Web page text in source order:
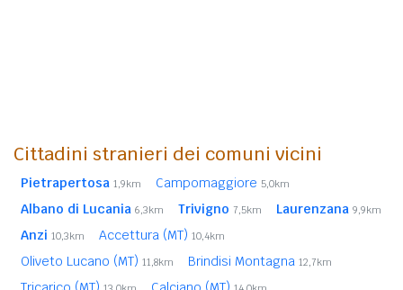
Cittadini stranieri dei comuni vicini
Pietrapertosa 1,9km Campomaggiore 5,0km
Albano di Lucania 6,3km Trivigno 7,5km Laurenzana 9,9km
Anzi 10,3km Accettura (MT) 10,4km
Oliveto Lucano (MT) 11,8km Brindisi Montagna 12,7km